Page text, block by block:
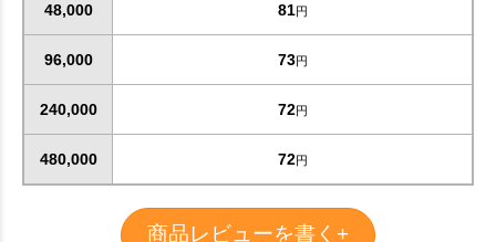
48,000 81円
96,000 73円
240,000 72円
480,000 72円
商品レビューを書く+